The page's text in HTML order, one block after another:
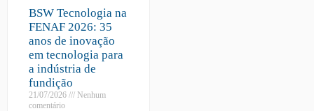
BSW Tecnologia na
FENAF 2026: 35
anos de inovação
em tecnologia para
a indústria de
fundição
21/07/2026
Nenhum
comentário